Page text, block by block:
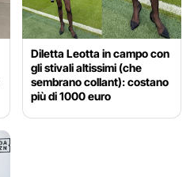
Diletta Leotta in campo con
gli stivali altissimi (che
sembrano collant): costano
più di 1000 euro